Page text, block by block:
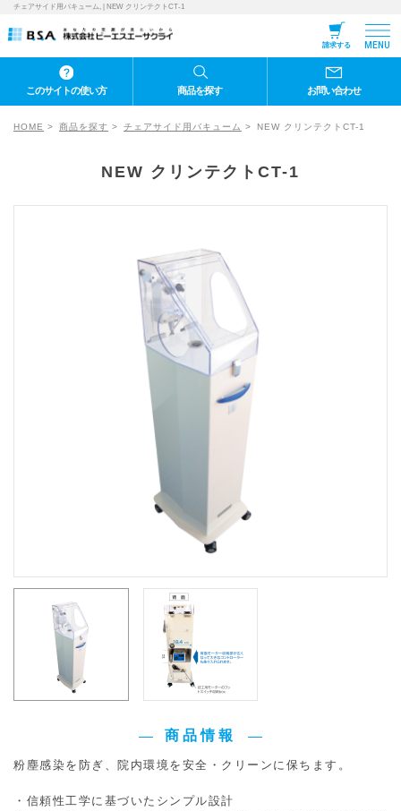
チェアサイド用バキューム, | NEW クリンテクトCT-1
請求する MENU
このサイトの使い方 商品を探す お問い合わせ
HOME 商品を探す チェアサイド用バキューム NEW クリンテクトCT-1
NEW クリンテクトCT-1
商品情報
粉塵感染を防ぎ、院内環境を安全・クリーンに保ちます。
・信頼性工学に基づいたシンプル設計